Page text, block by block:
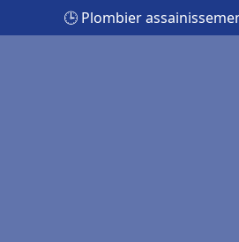
🕒 Plombier